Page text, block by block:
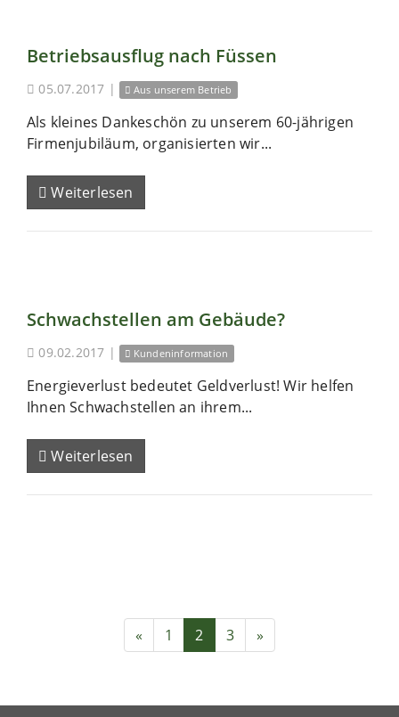
Betriebsausflug nach Füssen
05.07.2017 | Aus unserem Betrieb
Als kleines Dankeschön zu unserem 60-jährigen
Firmenjubiläum, organisierten wir...
Weiterlesen
Schwachstellen am Gebäude?
09.02.2017 | Kundeninformation
Energieverlust bedeutet Geldverlust! Wir helfen
Ihnen Schwachstellen an ihrem...
Weiterlesen
« 1 2 3 »